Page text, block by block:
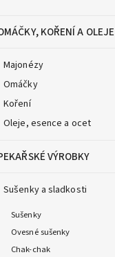
KOŘENÍ A OLEJE
Majonézy
Omáčky
Koření
Oleje, esence a ocet
VÝROBKY
Sušenky a sladkosti
Sušenky
Ovesné sušenky
Chak-chak